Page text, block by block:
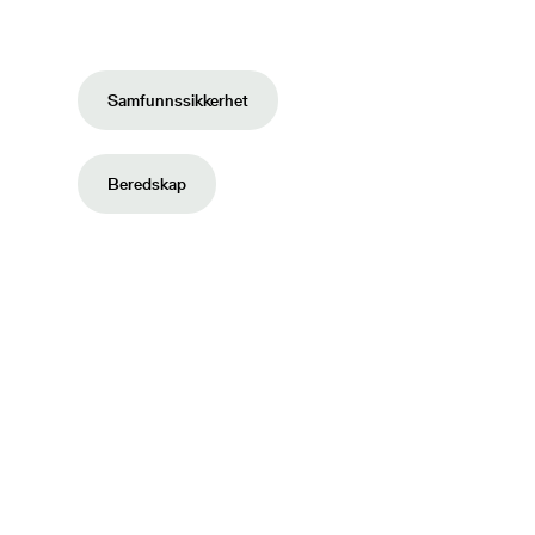
Samfunnssikkerhet
Beredskap